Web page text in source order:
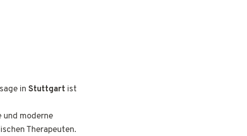
in Stuttgart ist
moderne
Therapeuten.